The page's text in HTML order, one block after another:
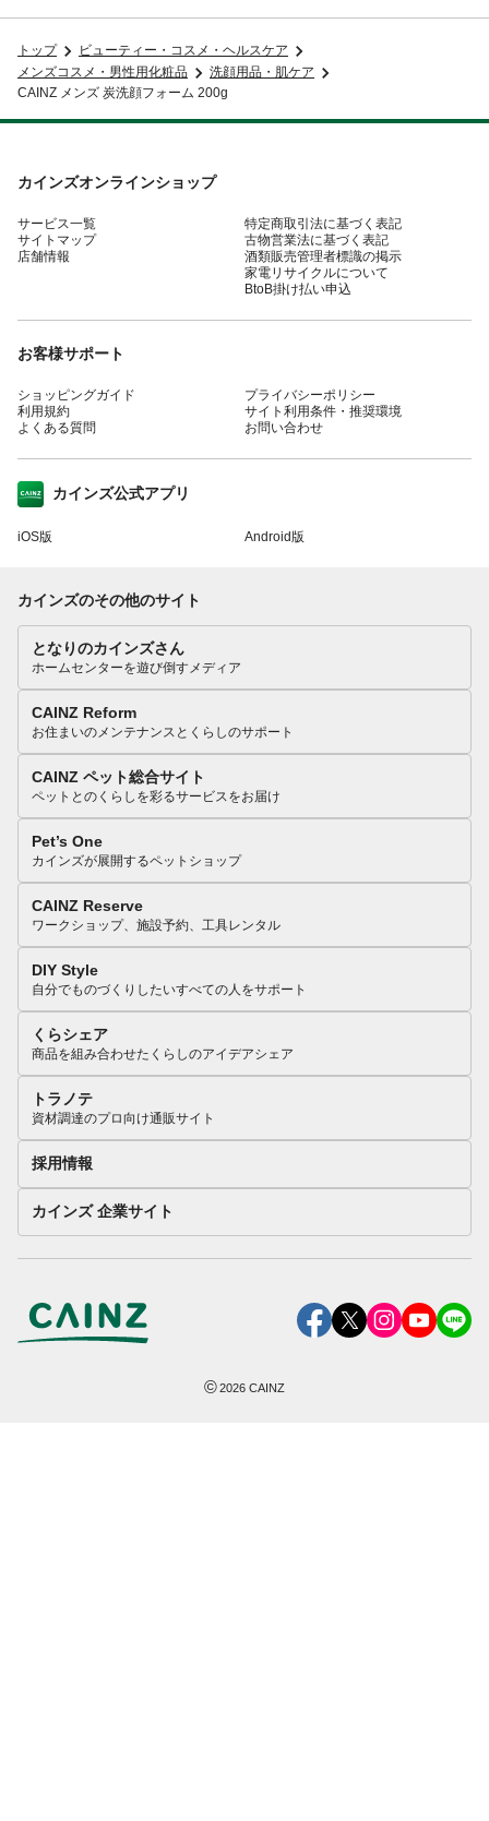
トップ
ビューティー・コスメ・ヘルスケア
メンズコスメ・男性用化粧品
洗顔用品・肌ケア
CAINZ メンズ 炭洗顔フォーム 200g
カインズオンラインショップ
サービス一覧
サイトマップ
店舗情報
特定商取引法に基づく表記
古物営業法に基づく表記
酒類販売管理者標識の掲示
家電リサイクルについて
BtoB掛け払い申込
お客様サポート
ショッピングガイド
利用規約
よくある質問
プライバシーポリシー
サイト利用条件・推奨環境
お問い合わせ
カインズ公式アプリ
iOS版 Android版
カインズのその他のサイト
となりのカインズさん
ホームセンターを遊び倒すメディア
CAINZ Reform
お住まいのメンテナンスとくらしのサポート
CAINZ ペット総合サイト
ペットとのくらしを彩るサービスをお届け
Pet’s One
カインズが展開するペットショップ
CAINZ Reserve
ワークショップ、施設予約、工具レンタル
DIY Style
自分でものづくりしたいすべての人をサポート
くらシェア
商品を組み合わせたくらしのアイデアシェア
トラノテ
資材調達のプロ向け通販サイト
採用情報
カインズ 企業サイト
©2026 CAINZ